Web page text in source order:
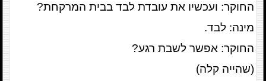
החוקר: ועכשיו את עובדת לבד בבית המרקחת?
מינה: לבד.
החוקר: אפשר לשבת רגע?
(שהייה קלה)